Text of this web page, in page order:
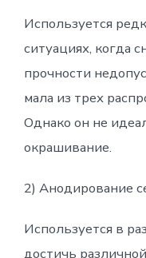
Используется
ситуациях, когда
прочности
мала из трех
Однако он не
окрашивание.
2) Анодирование
Используется в
достичь